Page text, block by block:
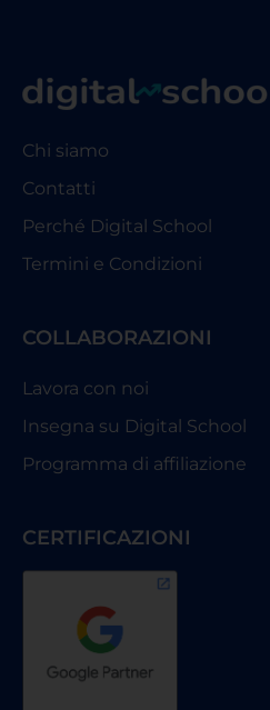
Chi siamo
Contatti
Perché Digital School
Termini e Condizioni
COLLABORAZIONI
Lavora con noi
Insegna su Digital School
Programma di affiliazione
CERTIFICAZIONI